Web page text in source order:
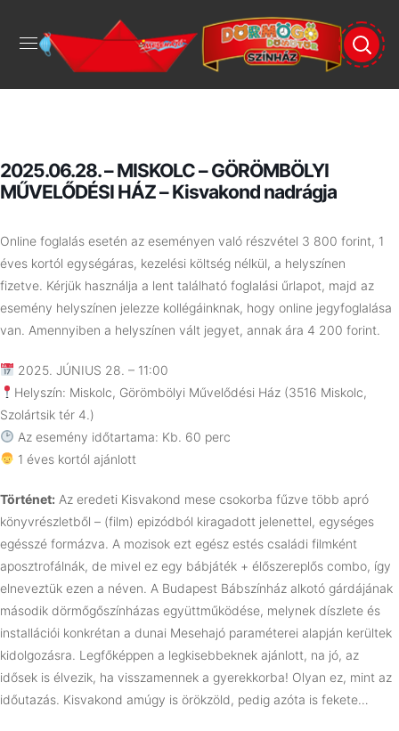
2025.06.28. – MISKOLC – GÖRÖMBÖLYI
MŰVELŐDÉSI HÁZ – Kisvakond nadrágja
Online foglalás esetén az eseményen való részvétel 3 800 forint, 1
éves kortól egységáras, kezelési költség nélkül, a helyszínen
fizetve. Kérjük használja a lent található foglalási űrlapot, majd az
esemény helyszínen jelezze kollégáinknak, hogy online jegyfoglalása
van. Amennyiben a helyszínen vált jegyet, annak ára 4 200 forint.
2025. JÚNIUS 28. – 11:00
Helyszín: Miskolc, Görömbölyi Művelődési Ház (3516 Miskolc,
Szolártsik tér 4.)
Az esemény időtartama: Kb. 60 perc
1 éves kortól ajánlott
Történet: Az eredeti Kisvakond mese csokorba fűzve több apró
könyvrészletből – (film) epizódból kiragadott jelenettel, egységes
egésszé formázva. A mozisok ezt egész estés családi filmként
aposztrofálnák, de mivel ez egy bábjáték + élőszereplős combo, így
elneveztük ezen a néven. A Budapest Bábszínház alkotó gárdájának
második dörmőgőszínházas együttműködése, melynek díszlete és
installációi konkrétan a dunai Mesehajó paraméterei alapján kerültek
kidolgozásra. Legfőképpen a legkisebbeknek ajánlott, na jó, az
idősek is élvezik, ha visszamennek a gyerekkorba! Olyan ez, mint az
időutazás. Kisvakond amúgy is örökzöld, pedig azóta is fekete…